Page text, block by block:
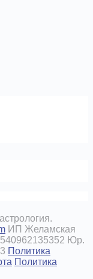
ИП Желамская
Юр.
Политика
Политика